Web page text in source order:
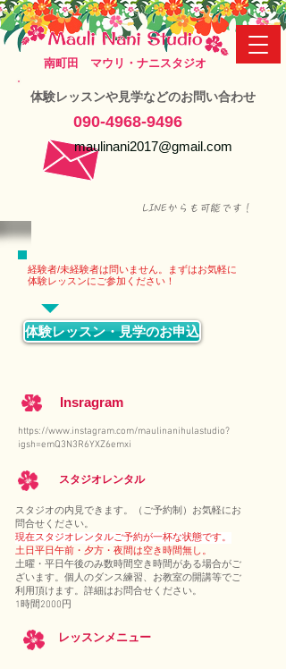
南町田 マウリ・ナニスタジオ
体験レッスンや見学などのお問い合わせ
090-4968-9496
maulinani2017@gmail.com
LINEからも可能です！
経験者/未経験者は問いません。まずはお気軽に
体験レッスンにご参加ください！
体験レッスン・見学のお申込
Insragram
https://www.instagram.com/maulinanihulastudio?
igsh=emQ3N3R6YXZ6emxi
​スタジオレンタル
​スタジオの内見できます。（ご予約制）お気軽にお
問合せください。
現在スタジオレンタルご予約が一杯な状態です。
土日平日午前・夕方・夜間は空き時間無し。
土曜・平日午後のみ数時間空き時間がある場合がご
ざいます。個人のダンス練習、お教室の開講等でご
利用頂けます。詳細はお問合せください。
1時間2000円
レッスンメニュー